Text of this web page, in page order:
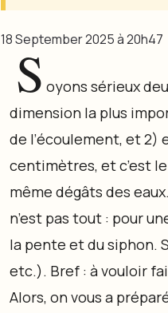
18 September 2025 à 20h47
S oyons sérieux
dimension la plus
de l’écoulement, et 2)
centimètres, et c’est
même dégâts des
n’est pas tout : pour
la pente et du siphon.
etc.). Bref : à vouloir
Alors, on vous a